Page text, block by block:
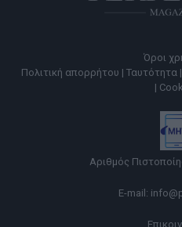
Όροι
Πολιτική απορρήτου | Ταυτότητα |
|
Αριθμός
E-mail: